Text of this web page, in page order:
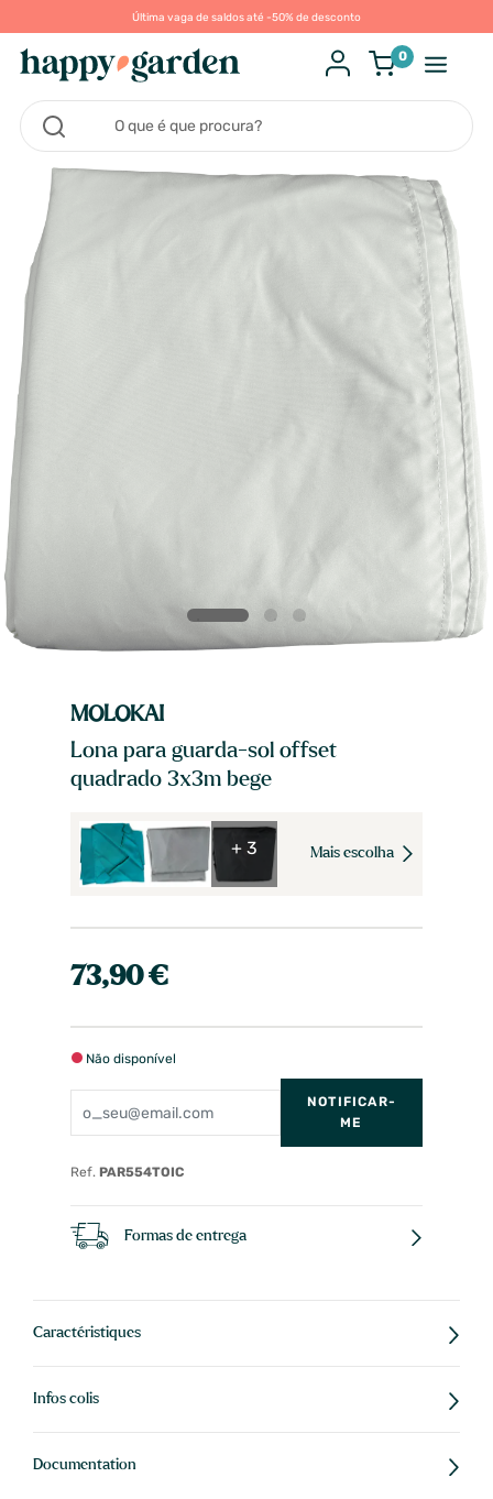
Última vaga de saldos até -50% de desconto
0
MOLOKAI
Lona para guarda-sol offset
quadrado 3x3m bege
+ 3 Mais escolha
73,90 €
Não disponível
NOTIFICAR-
ME
Ref. PAR554TOIC
Formas de entrega
Caractéristiques
Infos colis
Documentation